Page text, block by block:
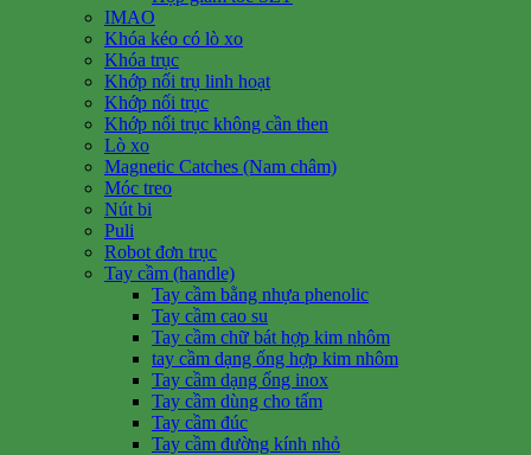
IMAO
Khóa kéo có lò xo
Khóa trục
Khớp nối trụ linh hoạt
Khớp nối trục
Khớp nối trục không cần then
Lò xo
Magnetic Catches (Nam châm)
Móc treo
Nút bi
Puli
Robot đơn trục
Tay cầm (handle)
Tay cầm bằng nhựa phenolic
Tay cầm cao su
Tay cầm chữ bát hợp kim nhôm
tay cầm dạng ống hợp kim nhôm
Tay cầm dạng ống inox
Tay cầm dùng cho tấm
Tay cầm đúc
Tay cầm đường kính nhỏ